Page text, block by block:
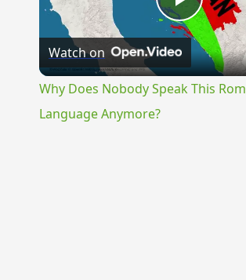
Play
Video
Watch on
Why Does Nobody Speak This
Language Anymore?